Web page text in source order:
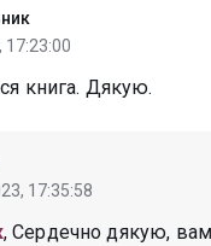
17:23:00
книга. Дякую.
17:35:58
, Сердечно дякую,